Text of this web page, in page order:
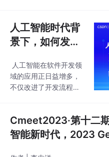
识巩固，在实践过程
常常面对的是‘新风格’的
业务需求给到，那么这
种情况下飞镖偏离靶心
比平常更多的时间探索
且得到的图片未必满
意。人工智能可以根据
高度复杂性和真实感的
图像，为各个领域的应
人工智能时代背
景下，如何发展
试？
人工智能在软件开发领
域的应用正日益增多，
不仅改进了开发流程，
技术会议上出现了越来
越多的人工智能与测试
结合的topic，这无疑成
为了2023年测试行业最
Cmeet2023·第十二
智能新时代，2023